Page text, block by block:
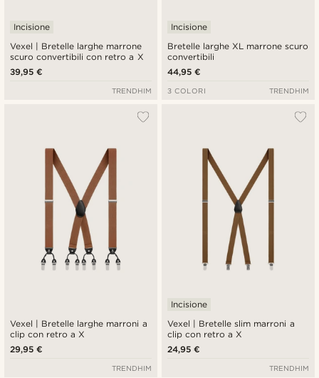
Vexel | Bretelle larghe marrone
scuro convertibili con retro a X
Incisione
39,95 €
TRENDHIM
Bretelle larghe XL marrone scuro
convertibili
Incisione
44,95 €
3 COLORI TRENDHIM
Vexel | Bretelle larghe marroni a
clip con retro a X
29,95 €
TRENDHIM
Vexel | Bretelle slim marroni a
clip con retro a X
Incisione
24,95 €
TRENDHIM